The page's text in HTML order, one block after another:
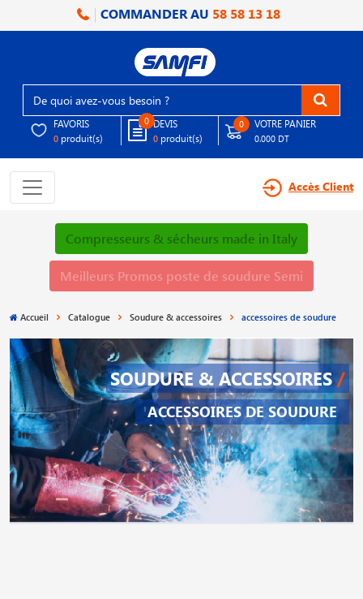
COMMANDER AU 58 58 13 18
FAVORIS
0 produit(s)
0 DEVIS
0 produit(s)
0 VOTRE PANIER
0.000 DT
Accès Client
Compresseurs & sécheurs made in Italy
Meilleurs Promos poste de soudure Semi
Accueil Catalogue Soudure & accessoires accessoires de soudure
SOUDURE & ACCESSOIRES/
ACCESSOIRES DE SOUDURE